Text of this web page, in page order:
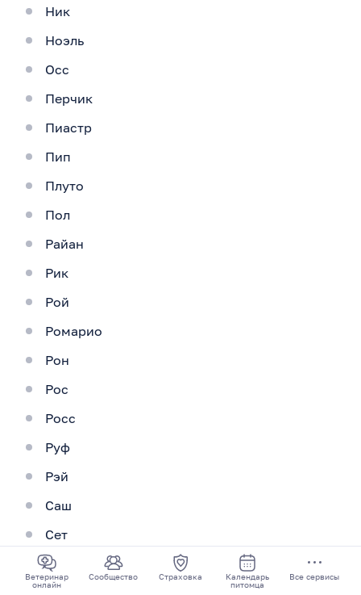
Ветеринар
онлайн
Сообщество Страховка
Календарь
питомца
Все сервисы
Ник
Ноэль
Осс
Перчик
Пиастр
Пип
Плуто
Пол
Райан
Рик
Рой
Ромарио
Рон
Рос
Росс
Руф
Рэй
Саш
Сет
Скотт